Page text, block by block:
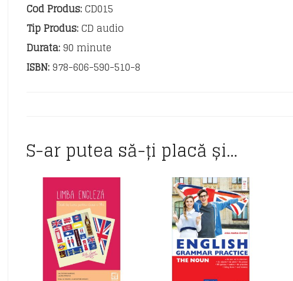
Cod Produs:CD015
Tip Produs:CD audio
Durata:90 minute
ISBN:978-606-590-510-8
S-ar putea să-ți placă și…